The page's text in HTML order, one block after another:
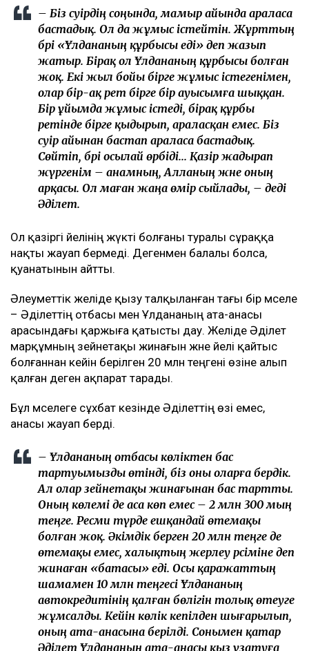
– Біз сәуірдің соңында, мамыр айында араласа
бастадық. Ол да жұмыс істейтін. Жұрттың
бәрі «Ұлдананың құрбысы еді» деп жазып
жатыр. Бірақ ол Ұлдананың құрбысы болған
жоқ. Екі жыл бойы бірге жұмыс істегенімен,
олар бір-ақ рет бірге бір ауысымға шыққан.
Бір ұйымда жұмыс істеді, бірақ құрбы
ретінде бірге қыдырып, араласқан емес. Біз
сәуір айынан бастап араласа бастадық.
Сөйтіп, бәрі осылай өрбіді... Қазір жадырап
жүргенім – анамның, Алланың және оның
арқасы. Ол маған жаңа өмір сыйлады, – деді
Әділет.
Ол қазіргі әйелінің жүкті болғаны туралы сұраққа
нақты жауап бермеді. Дегенмен балалы болса,
қуанатынын айтты.
Әлеуметтік желіде қызу талқыланған тағы бір мәселе
– Әділеттің отбасы мен Ұлдананың ата-анасы
арасындағы қаржыға қатысты дау. Желіде Әділет
марқұмның зейнетақы жинағын және әйелі қайтыс
болғаннан кейін берілген 20 млн теңгені өзіне алып
қалған деген ақпарат тарады.
Бұл мәселеге сұхбат кезінде Әділеттің өзі емес,
анасы жауап берді.
– Ұлдананың отбасы көліктен бас
тартуымызды өтінді, біз оны оларға бердік.
Ал олар зейнетақы жинағынан бас тартты.
Оның көлемі де аса көп емес – 2 млн 300 мың
теңге. Ресми түрде ешқандай өтемақы
болған жоқ. Әкімдік берген 20 млн теңге де
өтемақы емес, халықтың жерлеу рәсіміне деп
жинаған «батасы» еді. Осы қаражаттың
шамамен 10 млн теңгесі Ұлдананың
автокредитінің қалған бөлігін толық өтеуге
жұмсалды. Кейін көлік кепілден шығарылып,
оның ата-анасына берілді. Сонымен қатар
Әділет Ұлдананың ата-анасы қыз ұзатуға